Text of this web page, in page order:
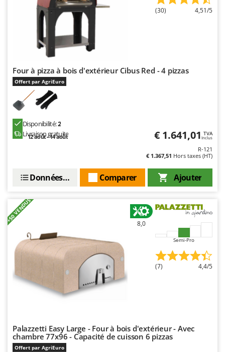
(30) 4,51/5
Four à pizza à bois d'extérieur Cibus Red - 4 pizzas
Offert par AgriEuro
Disponibilité:2
Livraison gratuite
12 août - 14 août € 1.641,01 TVA
Inclus
R-121
€ 1.367,51 Hors taxes (HT)
Ajouter
Comparer
Données techniques
+50 VENDUS 8,0
Semi-Pro
(7) 4,4/5
Palazzetti Easy Large - Four à bois d'extérieur - Avec
chambre 77x96 - Capacité de cuisson 6 pizzas
Offert par AgriEuro